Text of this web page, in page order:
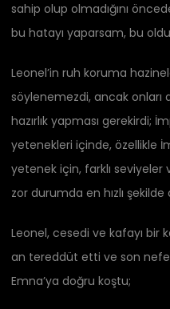
sahip olup olmadığını
bu hatayı yaparsam, bu
Leonel’in ruh koruma
söylenemezdi, ancak
hazırlık yapması gerekirdi;
yetenekleri içinde, özellikle
yetenek için, farklı seviyeler
zor durumda en hızlı
Leonel, cesedi ve kafayı
an tereddüt etti ve son
Emna’ya doğru koştu;